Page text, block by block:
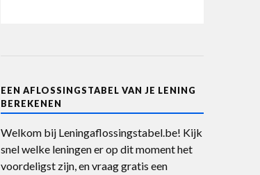
EEN AFLOSSINGSTABEL VAN JE LENING
BEREKENEN
Welkom bij Leningaflossingstabel.be! Kijk
snel welke leningen er op dit moment het
voordeligst zijn, en vraag gratis een